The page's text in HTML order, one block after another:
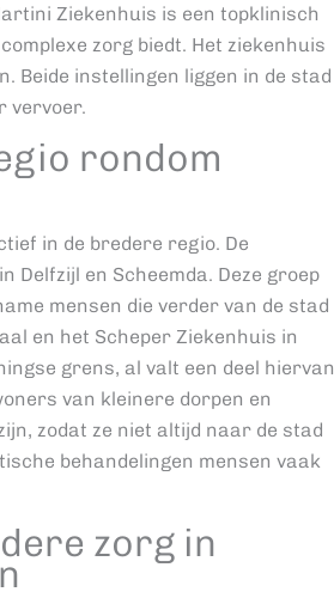
Ziekenhuis is een topklinisch
zorg biedt. Het ziekenhuis
Beide instellingen liggen in de stad
vervoer.
rondom
in de bredere regio. De
Delfzijl en Scheemda. Deze groep
mensen die verder van de stad
en het Scheper Ziekenhuis in
grens, al valt een deel hiervan
van kleinere dorpen en
zodat ze niet altijd naar de stad
behandelingen mensen vaak
zorg in